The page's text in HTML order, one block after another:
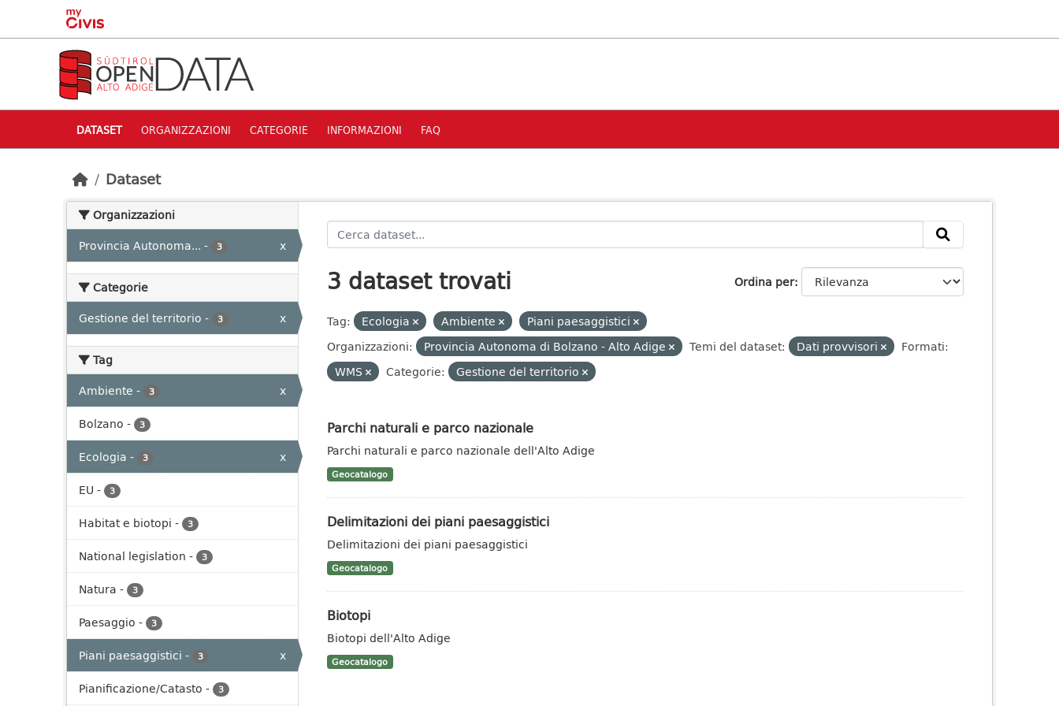
Skip to main content
DATASET ORGANIZZAZIONI CATEGORIE INFORMAZIONI FAQ
Dataset
Organizzazioni
Provincia Autonoma... - 3 x
Categorie
Gestione del territorio - 3 x
Tag
Ambiente - 3
x
Bolzano - 3
Ecologia - 3
x
EU - 3
Habitat e biotopi - 3
National legislation - 3
Natura - 3
Paesaggio - 3
Piani paesaggistici - 3
x
Pianificazione/Catasto - 3
Ordina per
3 dataset trovati
Tag: Ecologia Ambiente
Piani paesaggistici
Organizzazioni:
Provincia Autonoma di Bolzano - Alto Adige Temi del dataset: Dati provvisori
Formati:
WMS
Categorie: Gestione del territorio
Parchi naturali e parco nazionale
Parchi naturali e parco nazionale dell'Alto Adige
Geocatalogo
Delimitazioni dei piani paesaggistici
Delimitazioni dei piani paesaggistici
Geocatalogo
Biotopi
Biotopi dell'Alto Adige
Geocatalogo